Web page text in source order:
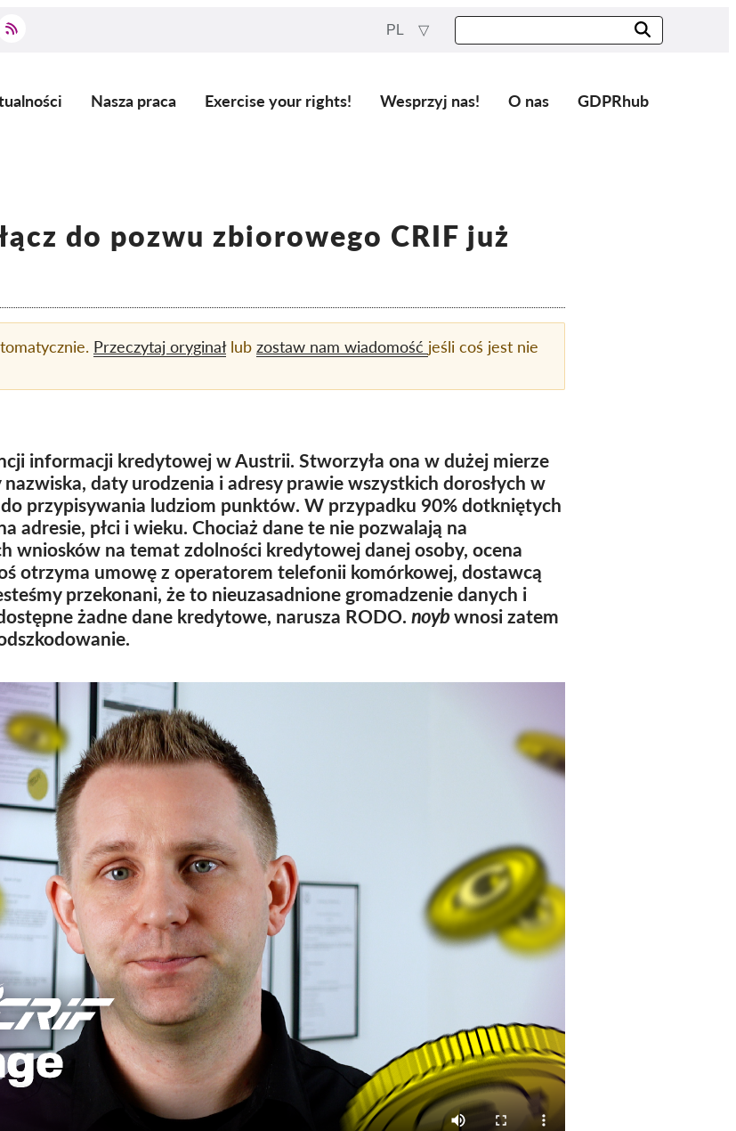
PL
Nasza praca Exercise your rights! Wesprzyj nas! O nas GDPRhub
do pozwu zbiorowego CRIF już
Przeczytaj oryginałlub zostaw nam wiadomość jeśli coś jest nie
informacji kredytowej w Austrii. Stworzyła ona w dużej mierze
daty urodzenia i adresy prawie wszystkich dorosłych w
przypisywania ludziom punktów. W przypadku 90% dotkniętych
adresie, płci i wieku. Chociaż dane te nie pozwalają na
wniosków na temat zdolności kredytowej danej osoby, ocena
otrzyma umowę z operatorem telefonii komórkowej, dostawcą
przekonani, że to nieuzasadnione gromadzenie danych i
żadne dane kredytowe, narusza RODO. noybwnosi zatem